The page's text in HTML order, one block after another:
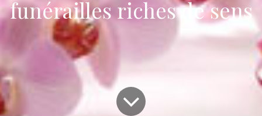
funérailles riches de sens